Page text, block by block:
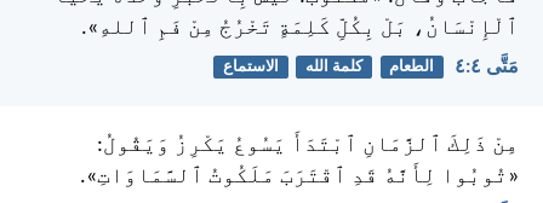
ٱلْإِنْسَانُ، بَلْ بِكُلِّ كَلِمَةٍ تَخْرُجُ مِنْ فَمِ ٱللهِ».
مَتَّى ٤:‏٤ الطعام كلمة الله الاستماع
مِنْ ذَلِكَ ٱلزَّمَانِ ٱبْتَدَأَ يَسُوعُ يَكْرِزُ وَيَقُولُ:
«تُوبُوا لِأَنَّهُ قَدِ ٱقْتَرَبَ مَلَكُوتُ ٱلسَّمَاوَاتِ».